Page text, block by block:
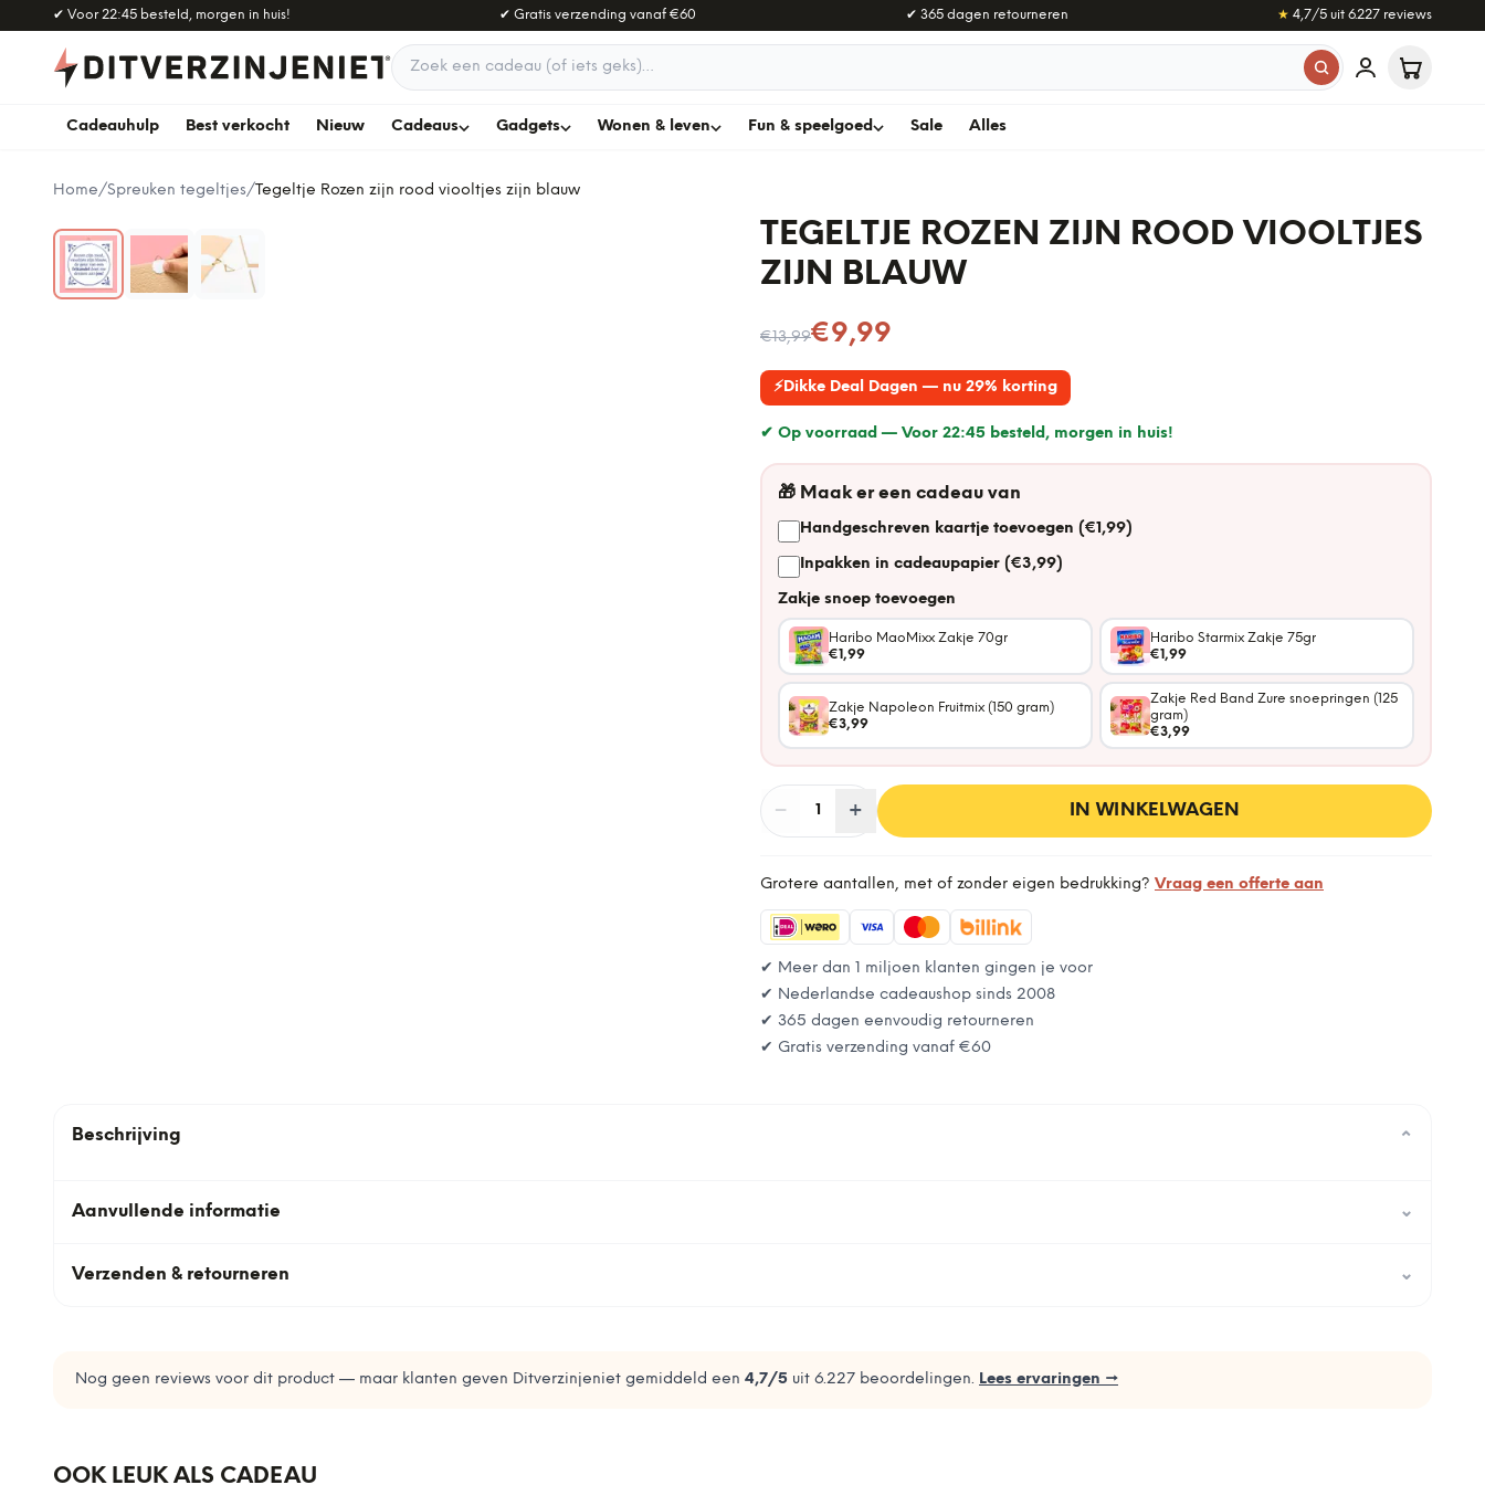
Naar hoofdinhoud
✔ Voor 22:45 besteld, morgen in huis! ✔ Gratis verzending vanaf€60 ✔ 365 dagen retourneren ★ 4,7/5 uit 6.227reviews
Zoek een cadeau
Cadeauhulp Best verkocht Nieuw Cadeaus Gadgets Wonen & leven Fun & speelgoed Sale Alles
Home/Spreuken tegeltjes/Tegeltje Rozen zijn rood viooltjes zijn blauw
TEGELTJE ROZEN ZIJN ROOD VIOOLTJES
ZIJN BLAUW
€13,99
Nu voor
€9,99
⚡Dikke Deal Dagen — nu 29% korting
✔ Op voorraad — Voor 22:45 besteld, morgen in huis!
🎁 Maak er een cadeau van
Handgeschreven kaartje toevoegen (€1,99)
Inpakken in cadeaupapier (€3,99)
Zakje snoep toevoegen
Haribo MaoMixx Zakje 70gr
€1,99
Haribo Starmix Zakje 75gr
€1,99
Zakje Napoleon Fruitmix (150 gram)
€3,99
Zakje Red Band Zure snoepringen (125
gram)
€3,99
− Aantal
1 + IN WINKELWAGEN
Grotere aantallen, met of zonder eigen bedrukking? Vraag een offerte aan
✔ Meer dan 1 miljoen klanten gingen je voor
✔ Nederlandse cadeaushop sinds 2008
✔ 365 dagen eenvoudig retourneren
✔ Gratis verzending vanaf €60
Beschrijving ⌄
Aanvullende informatie ⌄
Verzenden & retourneren ⌄
Nog geen reviews voor dit product — maar klanten geven Ditverzinjeniet gemiddeld een 4,7/5 uit 6.227 beoordelingen. Lees ervaringen →
OOK LEUK ALS CADEAU